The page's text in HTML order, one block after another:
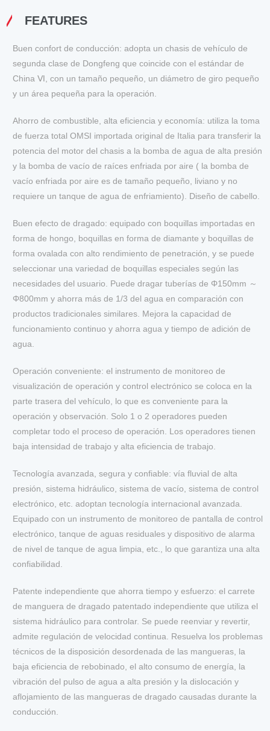
FEATURES
Buen confort de conducción: adopta un chasis de vehículo de
segunda clase de Dongfeng que coincide con el estándar de
China Ⅵ, con un tamaño pequeño, un diámetro de giro pequeño
y un área pequeña para la operación.
Ahorro de combustible, alta eficiencia y economía: utiliza la toma
de fuerza total OMSI importada original de Italia para transferir la
potencia del motor del chasis a la bomba de agua de alta presión
y la bomba de vacío de raíces enfriada por aire ( la bomba de
vacío enfriada por aire es de tamaño pequeño, liviano y no
requiere un tanque de agua de enfriamiento). Diseño de cabello.
Buen efecto de dragado: equipado con boquillas importadas en
forma de hongo, boquillas en forma de diamante y boquillas de
forma ovalada con alto rendimiento de penetración, y se puede
seleccionar una variedad de boquillas especiales según las
necesidades del usuario. Puede dragar tuberías de Φ150mm ～
Φ800mm y ahorra más de 1/3 del agua en comparación con
productos tradicionales similares. Mejora la capacidad de
funcionamiento continuo y ahorra agua y tiempo de adición de
agua.
Operación conveniente: el instrumento de monitoreo de
visualización de operación y control electrónico se coloca en la
parte trasera del vehículo, lo que es conveniente para la
operación y observación. Solo 1 o 2 operadores pueden
completar todo el proceso de operación. Los operadores tienen
baja intensidad de trabajo y alta eficiencia de trabajo.
Tecnología avanzada, segura y confiable: vía fluvial de alta
presión, sistema hidráulico, sistema de vacío, sistema de control
electrónico, etc. adoptan tecnología internacional avanzada.
Equipado con un instrumento de monitoreo de pantalla de control
electrónico, tanque de aguas residuales y dispositivo de alarma
de nivel de tanque de agua limpia, etc., lo que garantiza una alta
confiabilidad.
Patente independiente que ahorra tiempo y esfuerzo: el carrete
de manguera de dragado patentado independiente que utiliza el
sistema hidráulico para controlar. Se puede reenviar y revertir,
admite regulación de velocidad continua. Resuelva los problemas
técnicos de la disposición desordenada de las mangueras, la
baja eficiencia de rebobinado, el alto consumo de energía, la
vibración del pulso de agua a alta presión y la dislocación y
aflojamiento de las mangueras de dragado causadas durante la
conducción.